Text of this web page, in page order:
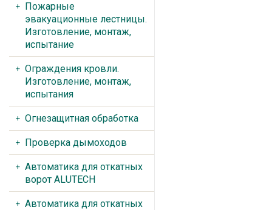
Пожарные
эвакуационные лестницы.
Изготовление, монтаж,
испытание
Ограждения кровли.
Изготовление, монтаж,
испытания
Огнезащитная обработка
Проверка дымоходов
Автоматика для откатных
ворот ALUTECH
Автоматика для откатных